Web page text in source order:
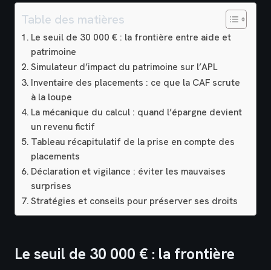
Table des matières
Le seuil de 30 000 € : la frontière entre aide et
patrimoine
Simulateur d’impact du patrimoine sur l’APL
Inventaire des placements : ce que la CAF scrute
à la loupe
La mécanique du calcul : quand l’épargne devient
un revenu fictif
Tableau récapitulatif de la prise en compte des
placements
Déclaration et vigilance : éviter les mauvaises
surprises
Stratégies et conseils pour préserver ses droits
Le seuil de 30 000 € : la frontière